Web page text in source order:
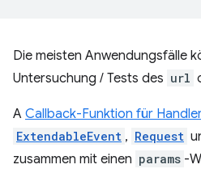
Die meisten Anwendungsfälle
Untersuchung / Tests des url
A Callback-Funktion für
ExtendableEvent , Request
zusammen mit einen params -